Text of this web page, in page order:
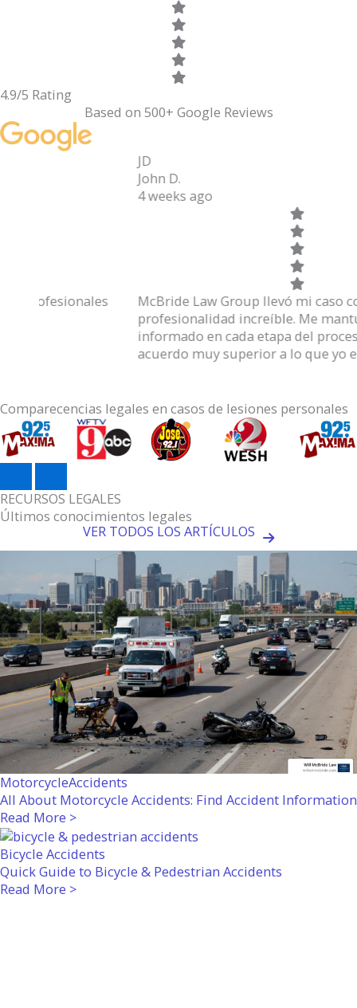
4.9/5 Rating
Based on 500+ Google Reviews
McBride Law Group llevó mi caso con una
profesionalidad increíble. Me mantuvieron
informado en cada etapa del proceso y lograron un
acuerdo muy superior a lo que yo esperaba.
Comparecencias legales en casos de lesiones personales
RECURSOS LEGALES
Últimos conocimientos legales
VER TODOS LOS ARTÍCULOS
MotorcycleAccidents
All About Motorcycle Accidents: Find Accident Information
Read More >
Bicycle Accidents
Quick Guide to Bicycle & Pedestrian Accidents
Read More >